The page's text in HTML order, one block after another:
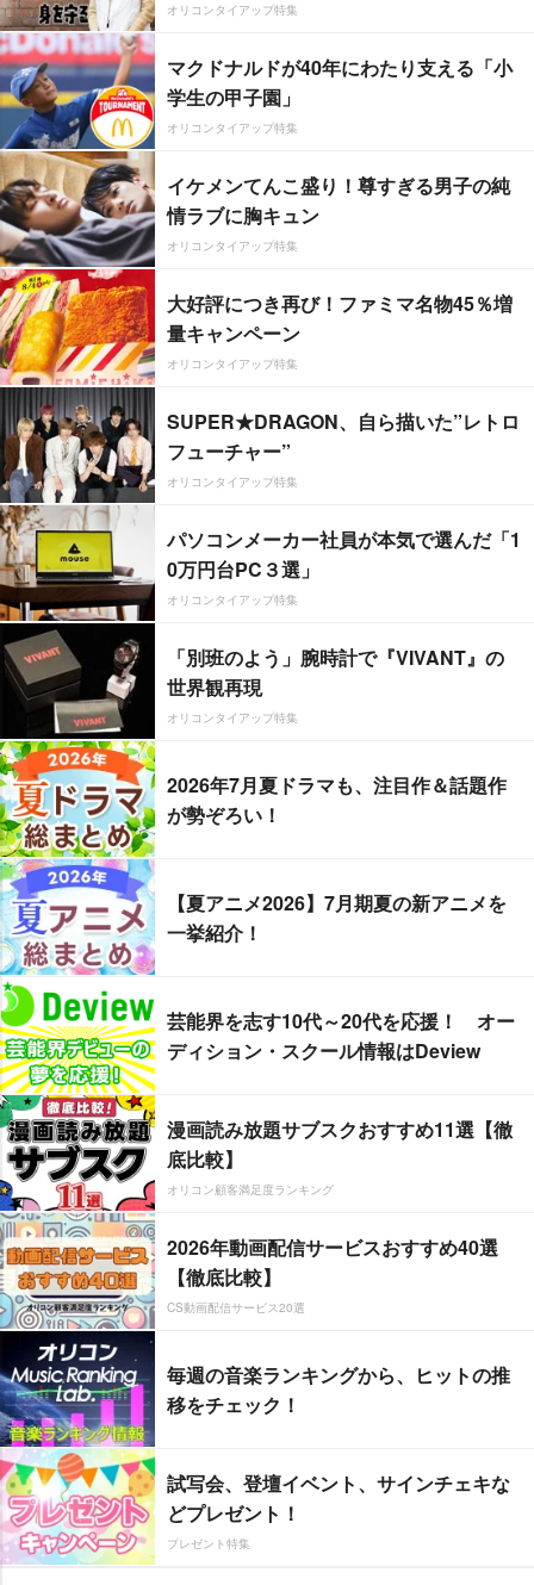
オリコンタイアップ特集
マクドナルドが40年にわたり支える「小
学生の甲子園」
オリコンタイアップ特集
イケメンてんこ盛り！尊すぎる男子の純
情ラブに胸キュン
オリコンタイアップ特集
大好評につき再び！ファミマ名物45％増
量キャンペーン
オリコンタイアップ特集
SUPER★DRAGON、自ら描いた”レトロ
フューチャー”
オリコンタイアップ特集
パソコンメーカー社員が本気で選んだ「1
0万円台PC３選」
オリコンタイアップ特集
「別班のよう」腕時計で『VIVANT』の
世界観再現
オリコンタイアップ特集
2026年7月夏ドラマも、注目作＆話題作
が勢ぞろい！
【夏アニメ2026】7月期夏の新アニメを
一挙紹介！
芸能界を志す10代～20代を応援！ オー
ディション・スクール情報はDeview
漫画読み放題サブスクおすすめ11選【徹
底比較】
オリコン顧客満足度ランキング
2026年動画配信サービスおすすめ40選
【徹底比較】
CS動画配信サービス20選
毎週の音楽ランキングから、ヒットの推
移をチェック！
試写会、登壇イベント、サインチェキな
どプレゼント！
プレゼント特集